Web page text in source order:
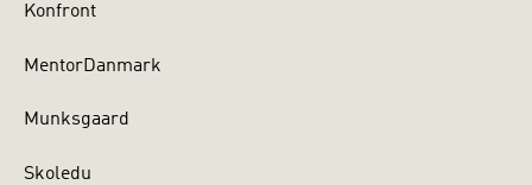
Konfront
MentorDanmark
Munksgaard
Skoledu